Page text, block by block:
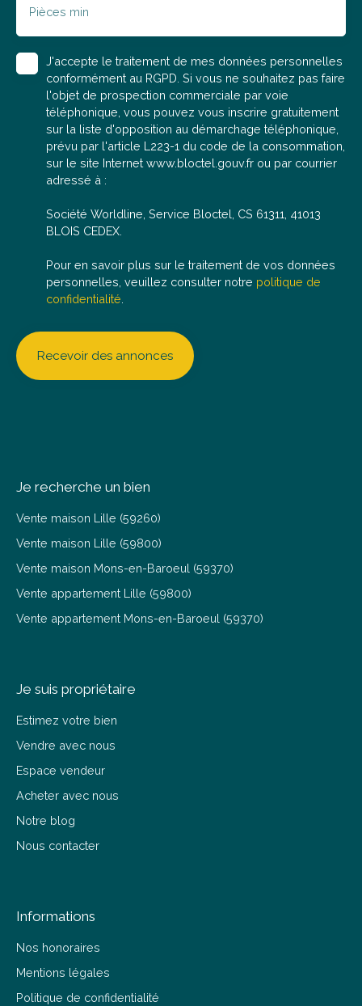
répondre à vos questions, organiser une visite ou
réaliser une estimation offerte de votre bien actuel.
Pièces min
J'accepte le traitement de mes données personnelles
conformément au RGPD. Si vous ne souhaitez pas faire
l'objet de prospection commerciale par voie
téléphonique, vous pouvez vous inscrire gratuitement
sur la liste d'opposition au démarchage téléphonique,
prévu par l'article L223-1 du code de la consommation,
sur le site Internet www.bloctel.gouv.fr ou par courrier
adressé à :
Société Worldline, Service Bloctel, CS 61311, 41013
BLOIS CEDEX.
Pour en savoir plus sur le traitement de vos données
personnelles, veuillez consulter notre politique de
confidentialité
Recevoir des annonces
Je recherche un bien
Vente maison Lille (59260)
Vente maison Lille (59800)
Vente maison Mons-en-Baroeul (59370)
Vente appartement Lille (59800)
Vente appartement Mons-en-Baroeul (59370)
Je suis propriétaire
Estimez votre bien
Vendre avec nous
Espace vendeur
Acheter avec nous
Notre blog
Nous contacter
Informations
Nos honoraires
Mentions légales
Politique de confidentialité